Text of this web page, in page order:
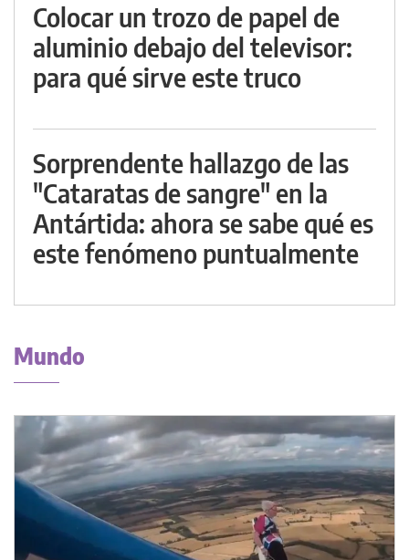
Colocar un trozo de papel de
aluminio debajo del televisor:
para qué sirve este truco
Sorprendente hallazgo de las
"Cataratas de sangre" en la
Antártida: ahora se sabe qué es
este fenómeno puntualmente
Mundo